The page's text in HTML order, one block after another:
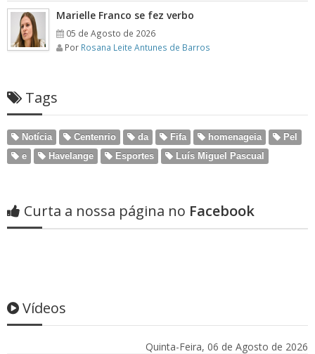
Marielle Franco se fez verbo
05 de Agosto de 2026
Por Rosana Leite Antunes de Barros
Tags
Notícia Centenrio da Fifa homenageia
Pel
e
Havelange Esportes Luís Miguel Pascual
Curta a nossa página no Facebook
Vídeos
Quinta-Feira, 06 de Agosto de 2026